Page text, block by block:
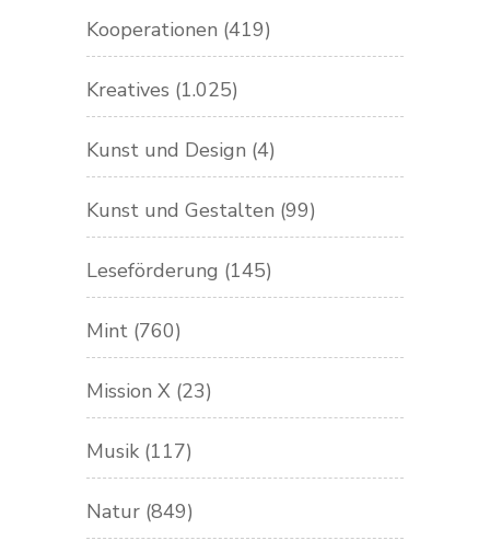
Kooperationen (419)
Kreatives (1.025)
Kunst und Design (4)
Kunst und Gestalten (99)
Leseförderung (145)
Mint (760)
Mission X (23)
Musik (117)
Natur (849)